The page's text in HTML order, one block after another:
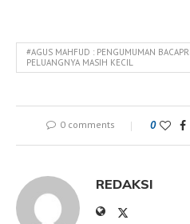
#AGUS MAHFUD : PENGUMUMAN
PELUANGNYA MASIH KECIL
0 comments 0
REDAKSI